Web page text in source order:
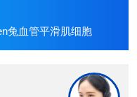
兔血管平滑肌细胞